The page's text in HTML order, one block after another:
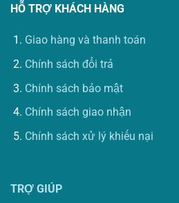
HỖ TRỢ KHÁCH HÀNG
Giao hàng và thanh toán
Chính sách đổi trả
Chính sách bảo mật
Chính sách giao nhận
Chính sách xử lý khiếu nại
TRỢ GIÚP